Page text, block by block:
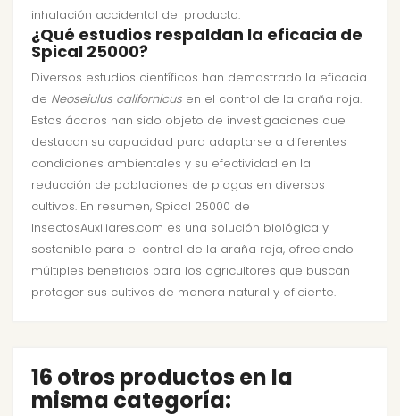
inhalación accidental del producto.
¿Qué estudios respaldan la eficacia de
Spical 25000?
Diversos estudios científicos han demostrado la eficacia
de Neoseiulus californicusen el control de la araña roja.
Estos ácaros han sido objeto de investigaciones que
destacan su capacidad para adaptarse a diferentes
condiciones ambientales y su efectividad en la
reducción de poblaciones de plagas en diversos
cultivos. En resumen, Spical 25000 de
InsectosAuxiliares.com es una solución biológica y
sostenible para el control de la araña roja, ofreciendo
múltiples beneficios para los agricultores que buscan
proteger sus cultivos de manera natural y eficiente.
16 otros productos en la
misma categoría: